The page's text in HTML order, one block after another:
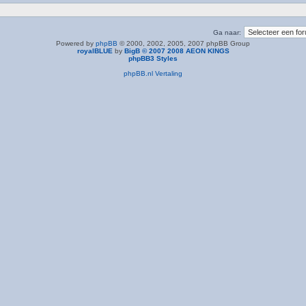
Ga naar:
Powered by phpBB © 2000, 2002, 2005, 2007 phpBB Group
royalBLUE by BigB © 2007 2008 AEON KINGS
phpBB3 Styles
phpBB.nl Vertaling